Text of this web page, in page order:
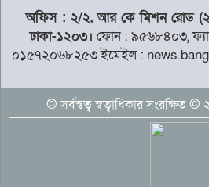
গৌরনদীতে
সভা
প্রধানমন্ত্রী
পৌঁছে দিচ্ছেন:
অফিস : ২/২, আর কে মিশন রোড
ঢাকা-১২০৩। ফোন : ৯৫৬৮৪০৩,
০১৫৭২০৬৮২৫৩ ইমেইল :
© সর্বস্বত্ব স্বত্বাধিকার সংরক্ষিত